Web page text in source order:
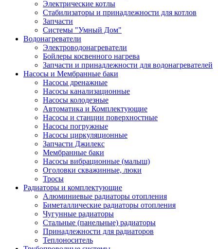
Электрические котлы
Стабилизаторы и принадлежности для котлов
Запчасти
Системы "Умный Дом"
Водонагреватели
Электроводонагреватели
Бойлеры косвенного нагрева
Запчасти и принадлежности для водонагревателей
Насосы и Мембранные баки
Насосы дренажные
Насосы канализационные
Насосы колодезные
Автоматика и Комплектующие
Насосы и станции поверхностные
Насосы погружные
Насосы циркуляционные
Запчасти Джилекс
Мембранные баки
Насосы вибрационные (малыш)
Оголовки скважинные, люки
Тросы
Радиаторы и комплектующие
Алюминиевые радиаторы отопления
Биметаллические радиаторы отопления
Чугунные радиаторы
Стальные (панельные) радиаторы
Принадлежности для радиаторов
Теплоноситель